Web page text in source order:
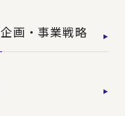
画・事業戦略